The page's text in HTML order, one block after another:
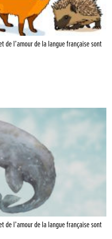
de l’amour de la langue française sont
de l’amour de la langue française sont